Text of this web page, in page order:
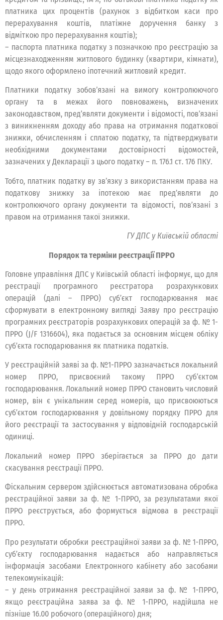
платника цих процентів (рахунок з відбитком каси про
перерахування коштів, платіжне доручення банку з
відміткою про перерахування коштів);
– паспорта платника податку з позначкою про реєстрацію за
місцезнаходженням житлового будинку (квартири, кімнати),
щодо якого оформлено іпотечний житловий кредит.
Платники податку зобов’язані на вимогу контролюючого
органу та в межах його повноважень, визначених
законодавством, пред’являти документи і відомості, пов’язані
з виникненням доходу або права на отримання податкової
знижки, обчисленням і сплатою податку, та підтверджувати
необхідними документами достовірності відомостей,
зазначених у Декларації з цього податку – п. 176.1 ст. 176 ПКУ.
Тобто, платник податку ву зв’язку з використанням права на
податкову знижку за іпотекою має пред’являти до
контролюючого органу документи та відомості, пов’язані з
правом на отримання такої знижки.
ГУ ДПС у Київській області
Порядок та терміни реєстрації ПРРО
Головне управління ДПС у Київській області інформує, що для
реєстрації програмного реєстратора розрахункових
операцій (далі – ПРРО) суб’єкт господарювання має
сформувати в електронному вигляді Заяву про реєстрацію
програмних реєстраторів розрахункових операцій за ф. № 1-
ПРРО (J/F 1316604), яка подається за основним місцем обліку
суб’єкта господарювання як платника податків.
У реєстраційній заяві за ф. №1-ПРРО зазначається локальний
номер ПРРО, присвоєний такому ПРРО суб’єктом
господарювання. Локальний номер ПРРО становить числовий
номер, він є унікальним серед номерів, що присвоюються
суб’єктом господарювання у довільному порядку ПРРО для
його реєстрації та застосування у відповідній господарській
одиниці.
Локальний номер ПРРО зберігається за ПРРО до дати
скасування реєстрації ПРРО.
Фіскальним сервером здійснюється автоматизована обробка
реєстраційної заяви за ф. № 1-ПРРО, за результатами якої
ПРРО реєструється, або формується відмова в реєстрації
ПРРО.
Про результати обробки реєстраційної заяви за ф. № 1-ПРРО,
суб’єкту господарювання надається або направляється
інформація засобами Електронного кабінету або засобами
телекомунікацій:
– у день отримання реєстраційної заяви за ф. № 1-ПРРО,
якщо реєстраційна заява за ф. № 1-ПРРО, надійшла не
пізніше 16.00 робочого (операційного) дня;